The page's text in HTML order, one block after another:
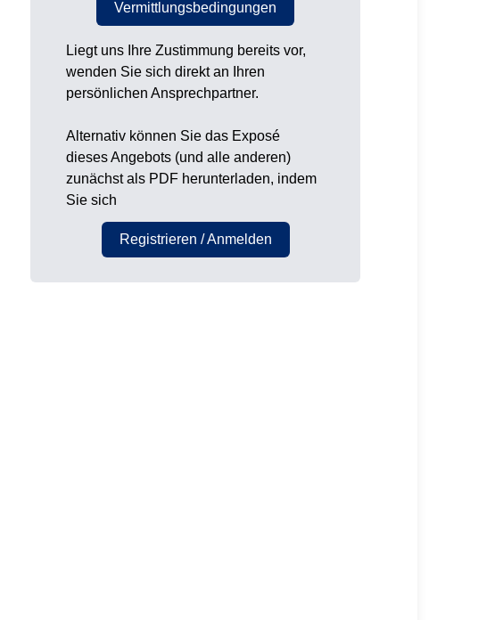
Vermittlungsbedingungen
Liegt uns Ihre Zustimmung bereits vor,
wenden Sie sich direkt an Ihren
persönlichen Ansprechpartner.
Alternativ können Sie das Exposé
dieses Angebots (und alle anderen)
zunächst als PDF herunterladen, indem
Sie sich
Registrieren / Anmelden